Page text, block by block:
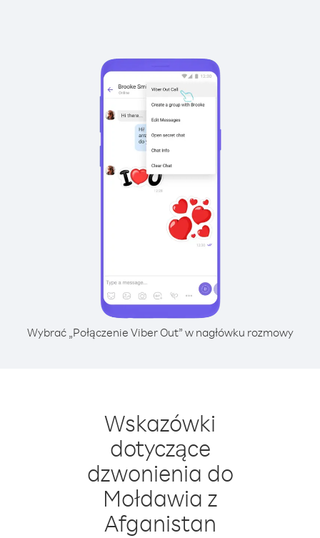
Wybrać „Połączenie Viber Out” w nagłówku rozmowy
Wskazówki
dotyczące
dzwonienia do
Mołdawia z
Afganistan